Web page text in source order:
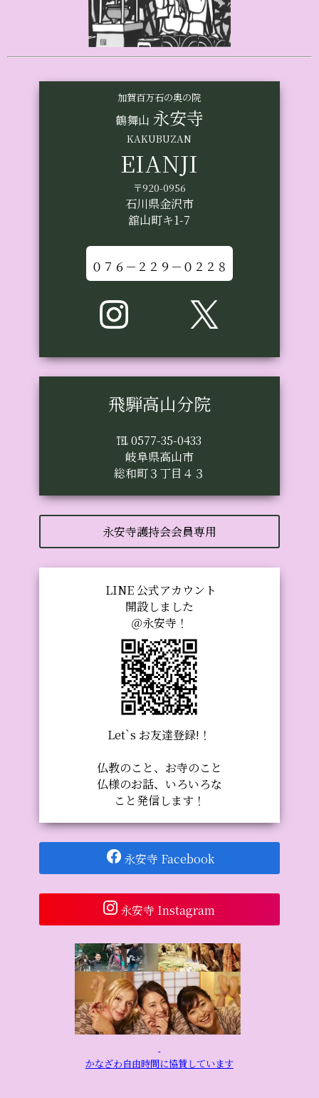
加賀百万石の奥の院
鶴舞山 永安寺
KAKUBUZAN
EIANJI
〒920-0956
石川県金沢市
舘山町キ1-7
０７６－２２９－０２２８
飛騨高山分院
℡ 0577-35-0433
岐阜県高山市
総和町３丁目４３
永安寺護持会会員専用
LINE 公式アカウント
開設しました
＠永安寺！
Let`s お友達登録!！
仏教のこと、お寺のこと
仏様のお話、いろいろな
こと発信します！
永安寺 Facebook
永安寺 Instagram
かなざわ自由時間に協賛しています